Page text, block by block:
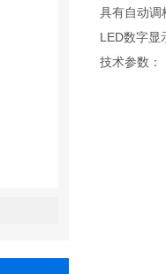
具有自动调
LED数字显
技术参数：